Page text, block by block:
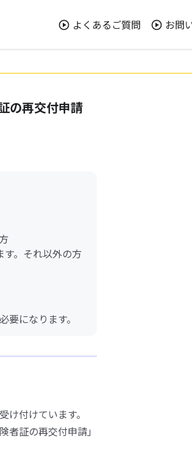
よくあるご質問 お問
の再交付申請
。それ以外の方
になります。
付けています。
証の再交付申請」